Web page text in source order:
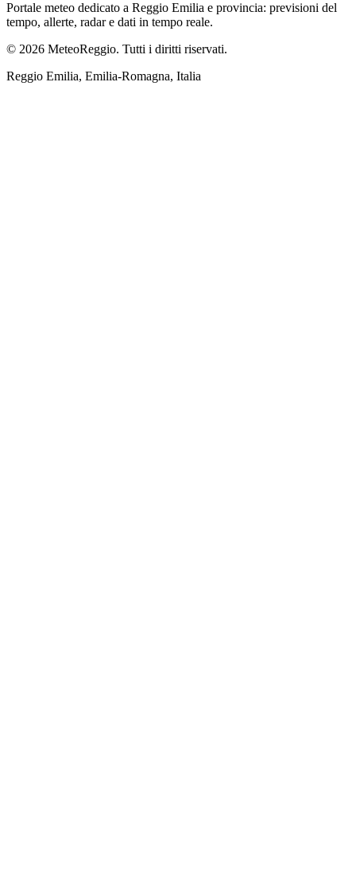
Portale meteo dedicato a Reggio Emilia e provincia: previsioni del
tempo, allerte, radar e dati in tempo reale.
© 2026 MeteoReggio. Tutti i diritti riservati.
Reggio Emilia, Emilia-Romagna, Italia